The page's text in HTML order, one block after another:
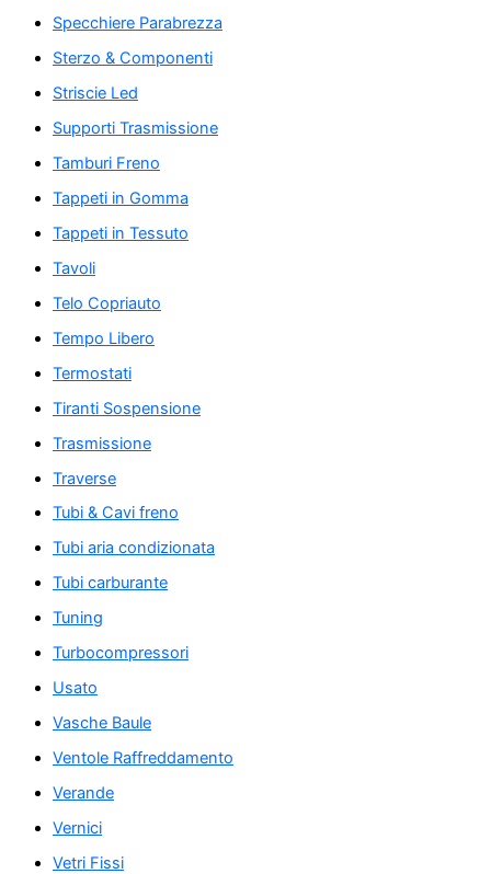
Specchiere Parabrezza
Sterzo & Componenti
Striscie Led
Supporti Trasmissione
Tamburi Freno
Tappeti in Gomma
Tappeti in Tessuto
Tavoli
Telo Copriauto
Tempo Libero
Termostati
Tiranti Sospensione
Trasmissione
Traverse
Tubi & Cavi freno
Tubi aria condizionata
Tubi carburante
Tuning
Turbocompressori
Usato
Vasche Baule
Ventole Raffreddamento
Verande
Vernici
Vetri Fissi